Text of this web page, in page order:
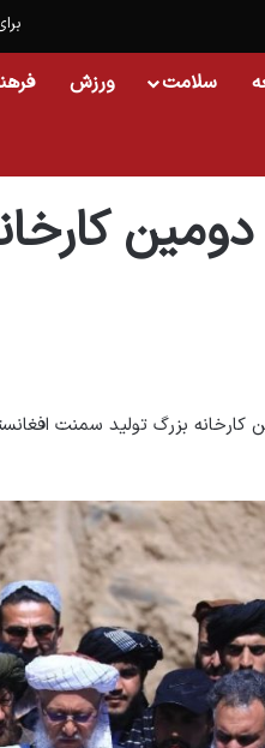
سلامت ورزش
کارخانه بزرگ تولید سمنت